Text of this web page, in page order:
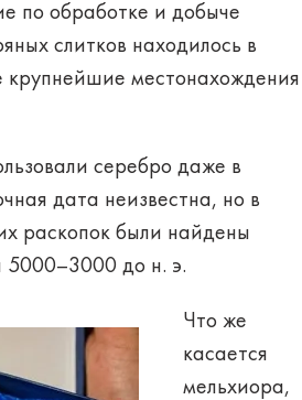
по обработке и добыче
слитков находилось в
крупнейшие местонахождения
серебро даже в
дата неизвестна, но в
раскопок были найдены
5000–3000 до н. э.
Что же
касается
мельхиора,